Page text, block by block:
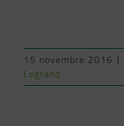
15 novembre 2016 |
Legrand